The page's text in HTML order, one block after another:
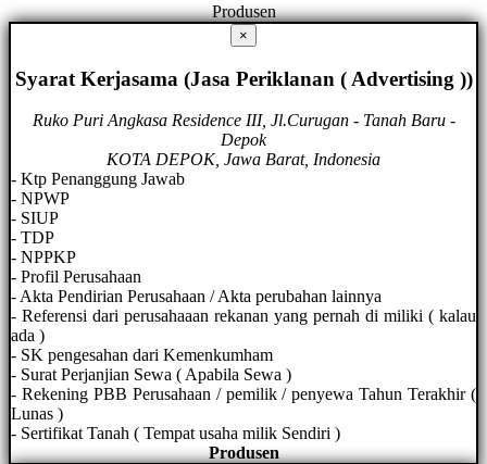
Produsen
×
Syarat Kerjasama (Jasa Periklanan ( Advertising ))
Ruko Puri Angkasa Residence III, Jl.Curugan - Tanah Baru -
Depok
KOTA DEPOK, Jawa Barat, Indonesia
- Ktp Penanggung Jawab
- NPWP
- SIUP
- TDP
- NPPKP
- Profil Perusahaan
- Akta Pendirian Perusahaan / Akta perubahan lainnya
- Referensi dari perusahaaan rekanan yang pernah di miliki ( kalau
ada )
- SK pengesahan dari Kemenkumham
- Surat Perjanjian Sewa ( Apabila Sewa )
- Rekening PBB Perusahaan / pemilik / penyewa Tahun Terakhir (
Lunas )
- Sertifikat Tanah ( Tempat usaha milik Sendiri )
Produsen